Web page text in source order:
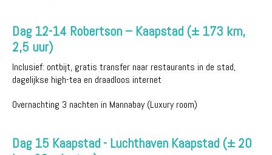
Dag 12-14 Robertson – Kaapstad (± 173 km,
2,5 uur)
Inclusief: ontbijt, gratis transfer naar restaurants in de stad,
dagelijkse high-tea en draadloos internet
Overnachting 3 nachten in Mannabay (Luxury room)
Dag 15 Kaapstad - Luchthaven Kaapstad (± 20